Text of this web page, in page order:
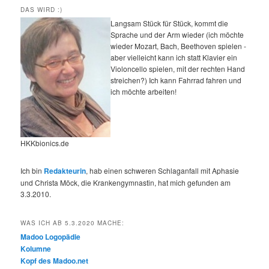
DAS WIRD :)
Langsam Stück für Stück, kommt die
Sprache und der Arm wieder (ich möchte
wieder Mozart, Bach, Beethoven spielen -
aber vielleicht kann ich statt Klavier ein
Violoncello spielen, mit der rechten Hand
streichen?) Ich kann Fahrrad fahren und
ich möchte arbeiten!
HKKbionics.de
Ich bin Redakteurin, hab einen schweren Schlaganfall mit Aphasie
und Christa Möck, die Krankengymnastin, hat mich gefunden am
3.3.2010.
WAS ICH AB 5.3.2020 MACHE:
Madoo Logopädie
Kolumne
Kopf des Madoo.net